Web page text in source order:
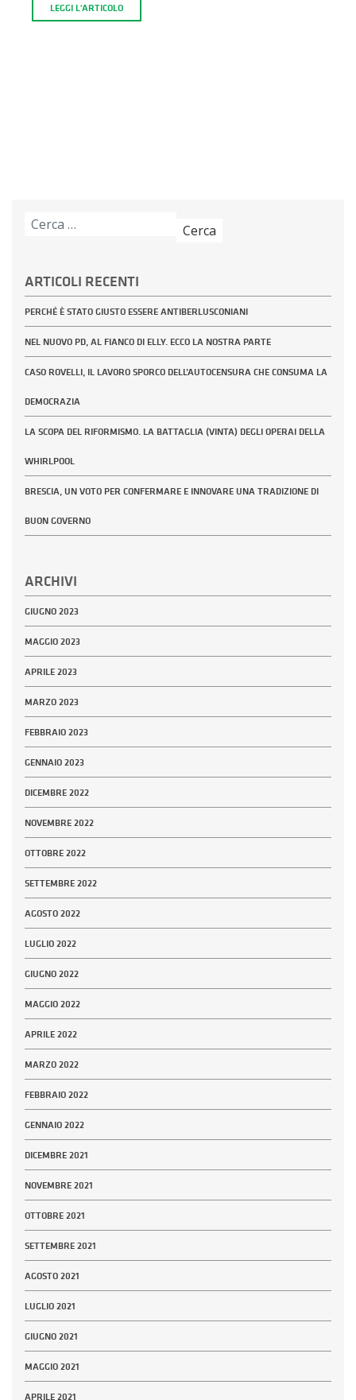
LEGGI L'ARTICOLO
Ricerca
ARTICOLI RECENTI
PERCHÉ È STATO GIUSTO ESSERE ANTIBERLUSCONIANI
NEL NUOVO PD, AL FIANCO DI ELLY. ECCO LA NOSTRA PARTE
CASO ROVELLI, IL LAVORO SPORCO DELL’AUTOCENSURA CHE CONSUMA LA
DEMOCRAZIA
LA SCOPA DEL RIFORMISMO. LA BATTAGLIA (VINTA) DEGLI OPERAI DELLA
WHIRLPOOL
BRESCIA, UN VOTO PER CONFERMARE E INNOVARE UNA TRADIZIONE DI
BUON GOVERNO
ARCHIVI
GIUGNO 2023
MAGGIO 2023
APRILE 2023
MARZO 2023
FEBBRAIO 2023
GENNAIO 2023
DICEMBRE 2022
NOVEMBRE 2022
OTTOBRE 2022
SETTEMBRE 2022
AGOSTO 2022
LUGLIO 2022
GIUGNO 2022
MAGGIO 2022
APRILE 2022
MARZO 2022
FEBBRAIO 2022
GENNAIO 2022
DICEMBRE 2021
NOVEMBRE 2021
OTTOBRE 2021
SETTEMBRE 2021
AGOSTO 2021
LUGLIO 2021
GIUGNO 2021
MAGGIO 2021
APRILE 2021